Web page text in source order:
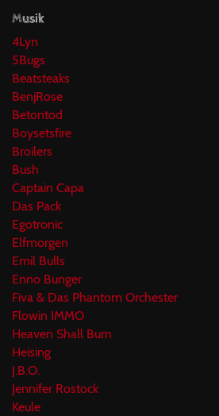
Musik
4Lyn
5Bugs
Beatsteaks
BenjRose
Betontod
Boysetsfire
Broilers
Bush
Captain Capa
Das Pack
Egotronic
Elfmorgen
Emil Bulls
Enno Bunger
Fiva & Das Phantom Orchester
Flowin IMMO
Heaven Shall Burn
Heising
J.B.O.
Jennifer Rostock
Keule